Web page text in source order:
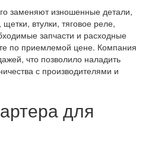
заменяют изношенные детали,
втулки, тяговое реле,
запчасти и расходные
по приемлемой цене. Компания
что позволило наладить
с производителями и
для